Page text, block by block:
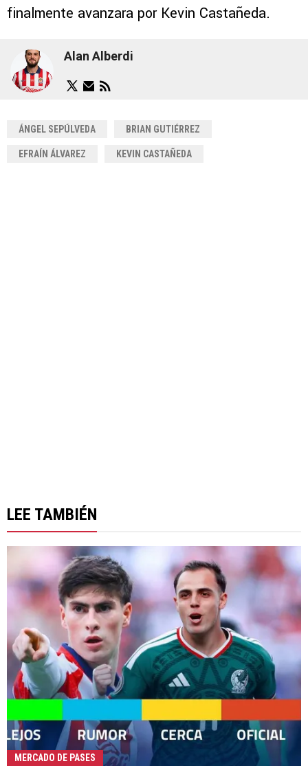
finalmente avanzara por Kevin Castañeda.
Alan Alberdi
ÁNGEL SEPÚLVEDA BRIAN GUTIÉRREZ
EFRAÍN ÁLVAREZ KEVIN CASTAÑEDA
LEE TAMBIÉN
MERCADO DE PASES